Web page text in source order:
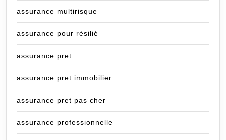
assurance multirisque
assurance pour résilié
assurance pret
assurance pret immobilier
assurance pret pas cher
assurance professionnelle